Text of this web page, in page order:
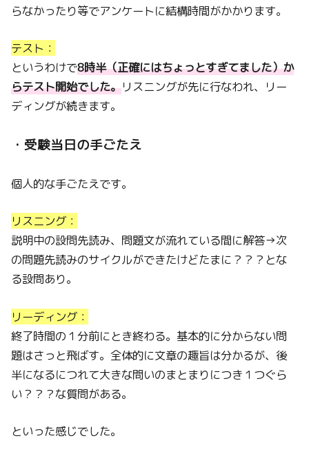
らなかったり等でアンケートに結構時間がかかります。
テスト：
というわけで8時半（正確にはちょっとすぎてました）か
らテスト開始でした。リスニングが先に行なわれ、リー
ディングが続きます。
・受験当日の手ごたえ
個人的な手ごたえです。
リスニング：
説明中の設問先読み、問題文が流れている間に解答→次
の問題先読みのサイクルができたけどたまに？？？とな
る設問あり。
リーディング：
終了時間の１分前にとき終わる。基本的に分からない問
題はさっと飛ばす。全体的に文章の趣旨は分かるが、後
半になるにつれて大きな問いのまとまりにつき１つぐら
い？？？な質問がある。
といった感じでした。